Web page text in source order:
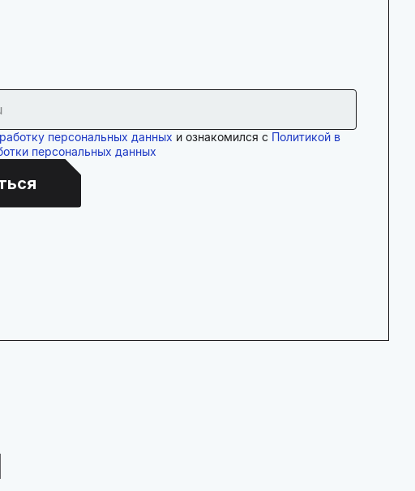
персональных данных и ознакомился с Политикой в
персональных данных